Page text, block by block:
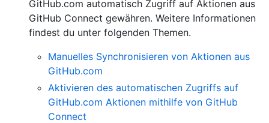
GitHub.com automatisch Zugriff auf Aktionen aus
GitHub Connect gewähren. Weitere Informationen
findest du unter folgenden Themen.
Manuelles Synchronisieren von Aktionen aus
GitHub.com
Aktivieren des automatischen Zugriffs auf
GitHub.com Aktionen mithilfe von GitHub
Connect